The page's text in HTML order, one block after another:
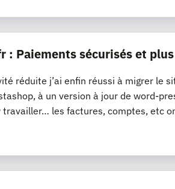
: Paiements sécurisés et plus
réduite j’ai enfin réussi à migrer le
à un version à jour de word-
travailler… les factures, comptes, etc